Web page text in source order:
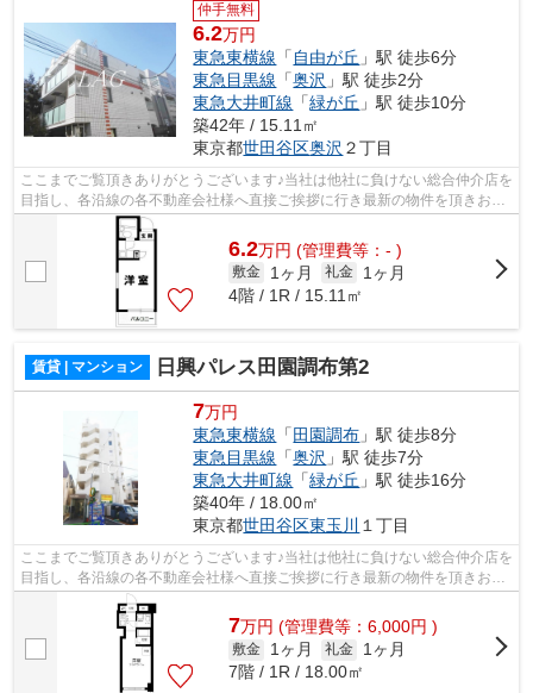
仲手無料
6.2万円
東急東横線 「 自由が丘 」駅 徒歩6分
東急目黒線 「奥沢 」駅 徒歩2分
東急大井町線 「緑が丘 」駅 徒歩10分
築42年 / 15.11㎡
東京都世田谷区奥沢 ２丁目
ここまでご覧頂きありがとうございます♪当社は他社に負けない総合仲介店を
目指し、各沿線の各不動産会社様へ直接ご挨拶に行き最新の物件を頂きお客
様へ提供しております！最新の情報は...
6.2万円 (管理費等：- )
敷金 1ヶ月 礼金
1ヶ月
4階 / 1R / 15.11㎡
賃貸 | マンション 日興パレス田園調布第2
7万円
東急東横線 「 田園調布 」駅 徒歩8分
東急目黒線 「奥沢 」駅 徒歩7分
東急大井町線 「緑が丘 」駅 徒歩16分
築40年 / 18.00㎡
東京都世田谷区東玉川 １丁目
ここまでご覧頂きありがとうございます♪当社は他社に負けない総合仲介店を
目指し、各沿線の各不動産会社様へ直接ご挨拶に行き最新の物件を頂きお客
様へ提供しております！最新の情報は...
7万円 (管理費等：6,000円 )
敷金 1ヶ月 礼金
1ヶ月
7階 / 1R / 18.00㎡